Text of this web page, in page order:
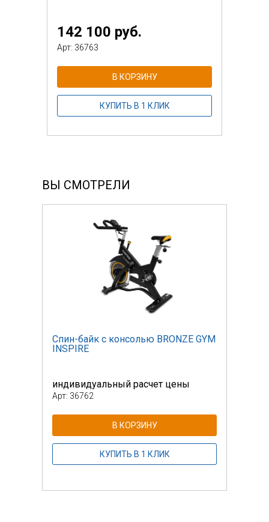
142 100 руб.
Арт: 36763
В КОРЗИНУ
КУПИТЬ В 1 КЛИК
ВЫ СМОТРЕЛИ
Спин-байк с консолью BRONZE GYM
INSPIRE
индивидуальный расчет цены
Арт: 36762
В КОРЗИНУ
КУПИТЬ В 1 КЛИК